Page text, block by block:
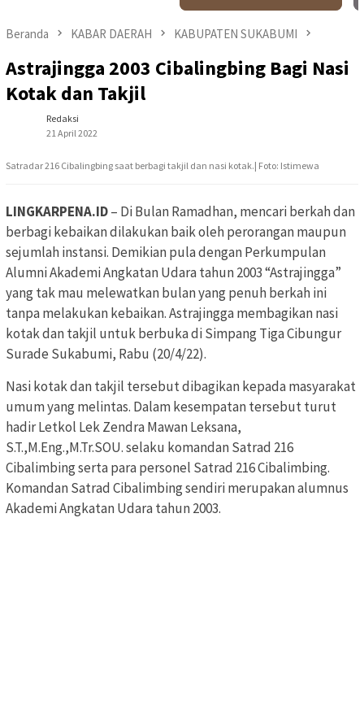
Beranda KABAR DAERAH KABUPATEN SUKABUMI
Astrajingga 2003 Cibalingbing Bagi Nasi
Kotak dan Takjil
Redaksi
21 April 2022
Satradar 216 Cibalingbing saat berbagi takjil dan nasi kotak.| Foto: Istimewa
LINGKARPENA.ID– Di Bulan Ramadhan, mencari berkah dan
berbagi kebaikan dilakukan baik oleh perorangan maupun
sejumlah instansi. Demikian pula dengan Perkumpulan
Alumni Akademi Angkatan Udara tahun 2003 “Astrajingga”
yang tak mau melewatkan bulan yang penuh berkah ini
tanpa melakukan kebaikan. Astrajingga membagikan nasi
kotak dan takjil untuk berbuka di Simpang Tiga Cibungur
Surade Sukabumi, Rabu (20/4/22).
Nasi kotak dan takjil tersebut dibagikan kepada masyarakat
umum yang melintas. Dalam kesempatan tersebut turut
hadir Letkol Lek Zendra Mawan Leksana,
S.T.,M.Eng.,M.Tr.SOU. selaku komandan Satrad 216
Cibalimbing serta para personel Satrad 216 Cibalimbing.
Komandan Satrad Cibalimbing sendiri merupakan alumnus
Akademi Angkatan Udara tahun 2003.